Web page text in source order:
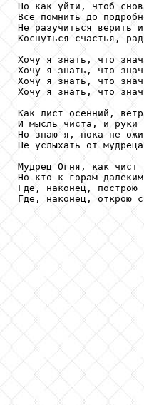
Но как уйти, чтоб
Все помнить до
Не разучиться верить
Коснуться счастья,
Хочу я знать, что
Хочу я знать, что
Хочу я знать, что
Хочу я знать, что
Как лист осенний,
И мысль чиста, и руки
Но знаю я, пока не
Не услыхать от
Мудрец Огня, как чист
Но кто к горам
Где, наконец, построю
Где, наконец, открою